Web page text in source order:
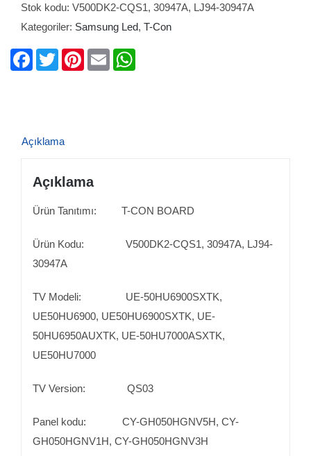
Stok kodu: V500DK2-CQS1, 30947A, LJ94-30947A
Kategoriler: Samsung Led, T-Con
Facebook
TwitterPinterestEmail
Açıklama
Açıklama
Ürün Tanıtımı: T-CON BOARD
Ürün Kodu: V500DK2-CQS1, 30947A, LJ94-
30947A
TV Modeli: UE-50HU6900SXTK,
UE50HU6900, UE50HU6900SXTK, UE-
50HU6950AUXTK, UE-50HU7000ASXTK,
UE50HU7000
TV Version: QS03
Panel kodu: CY-GH050HGNV5H, CY-
GH050HGNV1H, CY-GH050HGNV3H